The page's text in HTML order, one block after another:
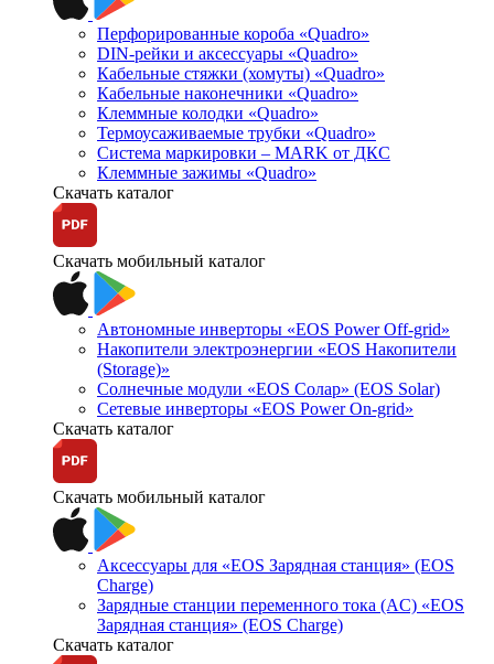
Перфорированные короба «Quadro»
DIN-рейки и аксессуары «Quadro»
Кабельные стяжки (хомуты) «Quadro»
Кабельные наконечники «Quadro»
Клеммные колодки «Quadro»
Термоусаживаемые трубки «Quadro»
Система маркировки – MARK от ДКС
Клеммные зажимы «Quadro»
Скачать каталог
Скачать мобильный каталог
Автономные инверторы «EOS Power Off-grid»
Накопители электроэнергии «EOS Накопители
(Storage)»
Солнечные модули «EOS Солар» (EOS Solar)
Сетевые инверторы «EOS Power On-grid»
Скачать каталог
Скачать мобильный каталог
Аксессуары для «EOS Зарядная станция» (EOS
Charge)
Зарядные станции переменного тока (AC) «EOS
Зарядная станция» (EOS Charge)
Скачать каталог